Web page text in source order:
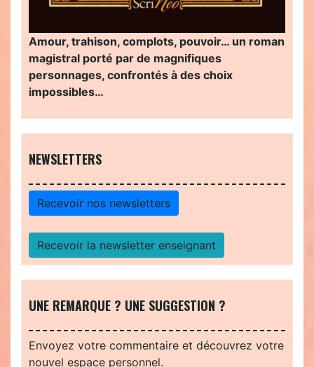
Amour, trahison, complots, pouvoir… un roman
magistral porté par de magnifiques
personnages, confrontés à des choix
impossibles…
NEWSLETTERS
Recevoir nos newsletters
Recevoir la newsletter enseignant
UNE REMARQUE ? UNE SUGGESTION ?
Envoyez votre commentaire et découvrez votre
nouvel espace personnel.